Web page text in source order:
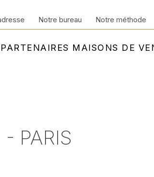
MAISONS DE
Notre bureau Notre méthode
PARIS